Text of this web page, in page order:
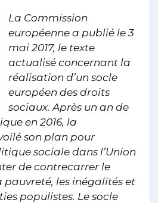
La Commission
européenne a publié le 3
mai 2017, le texte
actualisé concernant la
réalisation d’un socle
européen des droits
sociaux. Après un an de
en 2016, la
son plan pour
sociale dans l’Union
de contrecarrer le
pauvreté, les inégalités et
populistes. Le socle